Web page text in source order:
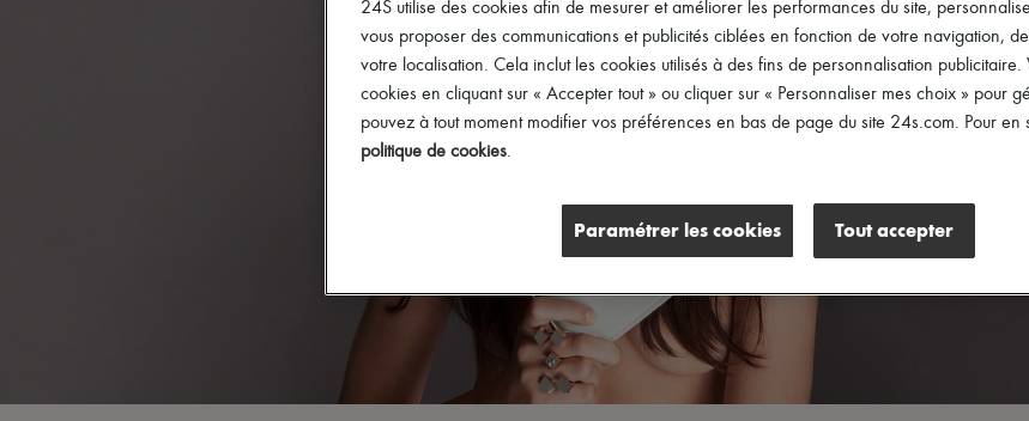
24S utilise des cookies afin de mesurer et améliorer les performances du site,
vous proposer des communications et publicités ciblées en fonction de votre navigation,
votre localisation. Cela inclut les cookies utilisés à des fins de personnalisation publicitaire.
cookies en cliquant sur « Accepter tout » ou cliquer sur « Personnaliser mes choix » pour
pouvez à tout moment modifier vos préférences en bas de page du site 24s.com. Pour en
politique de cookies.
Paramétrer les cookies Tout accepter